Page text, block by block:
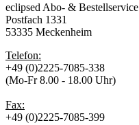
eclipsed Abo- & Bestellservice
Postfach 1331
53335 Meckenheim
Telefon:
+49 (0)2225-7085-338
(Mo-Fr 8.00 - 18.00 Uhr)
Fax:
+49 (0)2225-7085-399